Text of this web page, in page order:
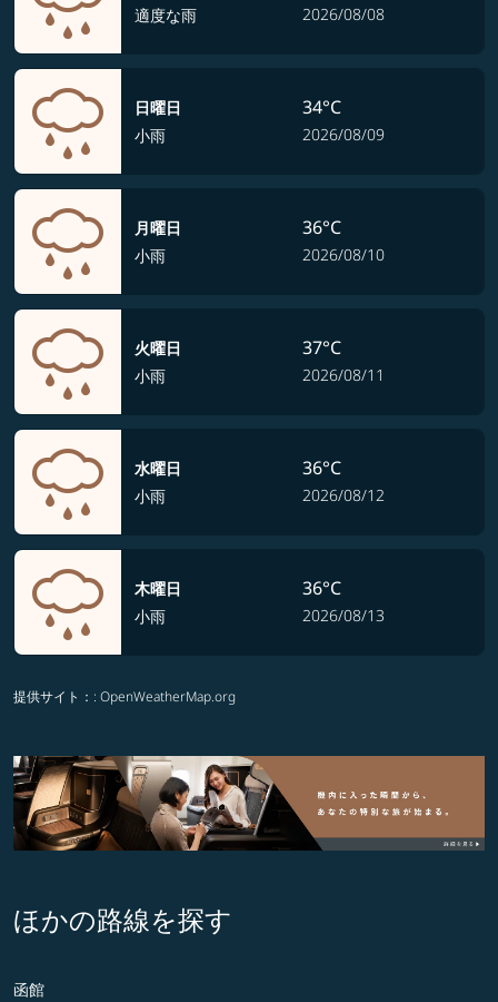
適度な雨 2026/08/08
日曜日
小雨
34°C
2026/08/09
月曜日
小雨
36°C
2026/08/10
火曜日
小雨
37°C
2026/08/11
水曜日
小雨
36°C
2026/08/12
木曜日
小雨
36°C
2026/08/13
提供サイト： : OpenWeatherMap.org
ほかの路線を探す
函館